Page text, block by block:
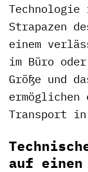
Technologie
Strapazen
einem
im Büro
Größe und
ermöglichen
Transport
auf